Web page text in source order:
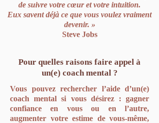
de suivre votre cœur et votre intuition.
Eux savent déjà ce que vous voulez vraiment
devenir. »
Steve Jobs
Pour quelles raisons faire appel à
un(e) coach mental ?
Vous pouvez rechercher l’aide d’un(e)
coach mental si vous désirez : gagner
confiance en vous ou en l’autre,
augmenter votre estime de vous-même,